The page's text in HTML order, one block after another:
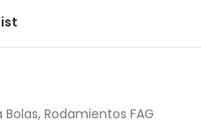
Bolas, Rodamientos FAG